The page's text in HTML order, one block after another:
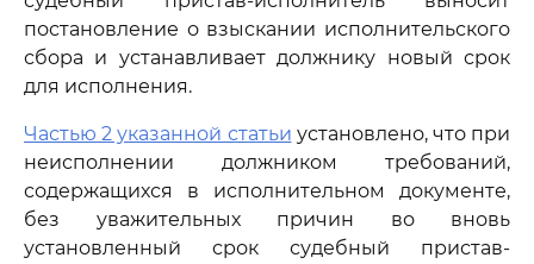
постановление о взыскании исполнительского
сбора и устанавливает должнику новый срок
для исполнения.
Частью 2 указанной статьи установлено, что при
неисполнении должником требований,
содержащихся в исполнительном документе,
без уважительных причин во вновь
установленный срок судебный пристав-